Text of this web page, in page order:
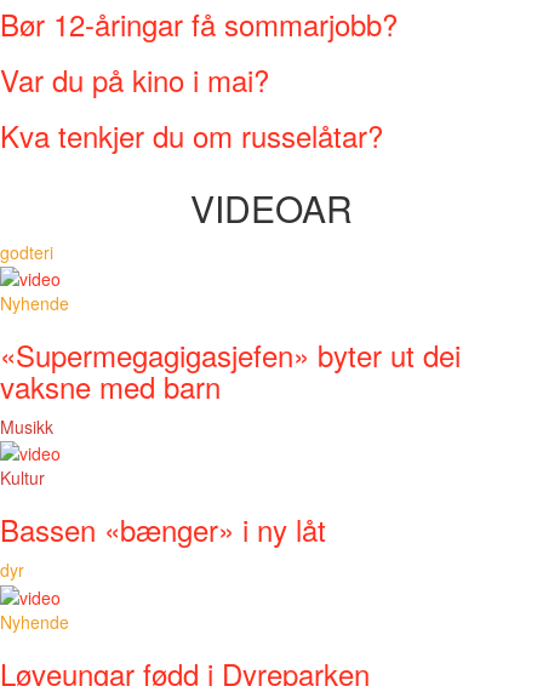
Bør 12-åringar få sommarjobb?
Var du på kino i mai?
Kva tenkjer du om russelåtar?
VIDEOAR
godteri
Nyhende
«Supermegagigasjefen» byter ut dei
vaksne med barn
Musikk
Kultur
Bassen «bænger» i ny låt
dyr
Nyhende
Løveungar fødd i Dyreparken